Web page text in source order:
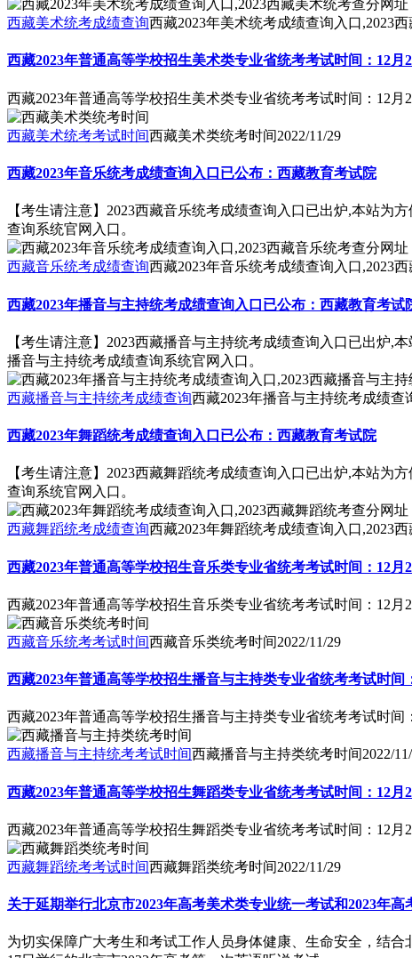
西藏美术统考成绩查询西藏2023年美术统考成绩查询入口,2023
西藏2023年普通高等学校招生美术类专业省统考考试时间：12月
西藏2023年普通高等学校招生美术类专业省统考考试时间：12月
西藏美术统考考试时间西藏美术类统考时间2022/11/29
西藏2023年音乐统考成绩查询入口已公布：西藏教育考试院
【考生请注意】2023西藏音乐统考成绩查询入口已出炉,本站为
查询系统官网入口。
西藏音乐统考成绩查询西藏2023年音乐统考成绩查询入口,2023
西藏2023年播音与主持统考成绩查询入口已公布：西藏教育考试
【考生请注意】2023西藏播音与主持统考成绩查询入口已出炉,
播音与主持统考成绩查询系统官网入口。
西藏播音与主持统考成绩查询西藏2023年播音与主持统考成绩
西藏2023年舞蹈统考成绩查询入口已公布：西藏教育考试院
【考生请注意】2023西藏舞蹈统考成绩查询入口已出炉,本站为
查询系统官网入口。
西藏舞蹈统考成绩查询西藏2023年舞蹈统考成绩查询入口,2023
西藏2023年普通高等学校招生音乐类专业省统考考试时间：12月
西藏2023年普通高等学校招生音乐类专业省统考考试时间：12月
西藏音乐统考考试时间西藏音乐类统考时间2022/11/29
西藏2023年普通高等学校招生播音与主持类专业省统考考试时间
西藏2023年普通高等学校招生播音与主持类专业省统考考试时间
西藏播音与主持统考考试时间西藏播音与主持类统考时间2022/
西藏2023年普通高等学校招生舞蹈类专业省统考考试时间：12月
西藏2023年普通高等学校招生舞蹈类专业省统考考试时间：12月
西藏舞蹈统考考试时间西藏舞蹈类统考时间2022/11/29
关于延期举行北京市2023年高考美术类专业统一考试和2023年
为切实保障广大考生和考试工作人员身体健康、生命安全，结